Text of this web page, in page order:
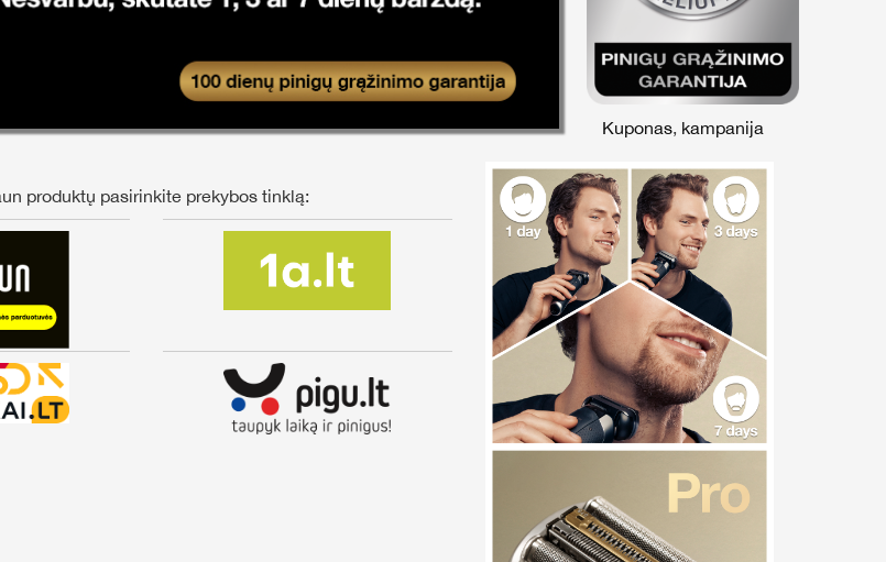
Kuponas, kampanija
produktų pasirinkite prekybos tinklą: